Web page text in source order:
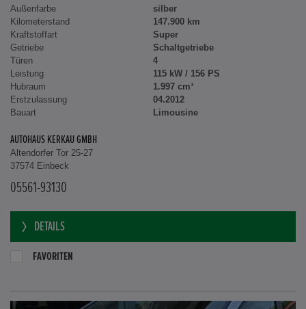
Außenfarbe
silber
Kilometerstand
147.900 km
Kraftstoffart
Super
Getriebe
Schaltgetriebe
Türen
4
Leistung
115 kW / 156 PS
Hubraum
1.997 cm³
Erstzulassung
04.2012
Bauart
Limousine
AUTOHAUS KERKAU GMBH
Altendorfer Tor 25-27
37574 Einbeck
05561-93130
DETAILS
FAVORITEN